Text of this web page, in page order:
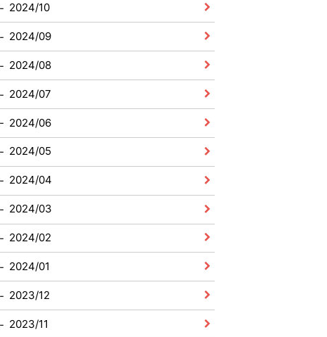
2024/10
2024/09
2024/08
2024/07
2024/06
2024/05
2024/04
2024/03
2024/02
2024/01
2023/12
2023/11